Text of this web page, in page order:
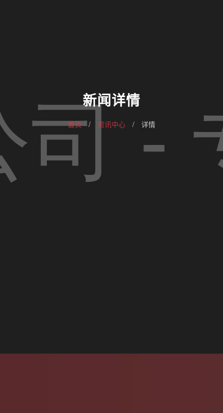
新闻详情
首页 / 资讯中心 / 详情